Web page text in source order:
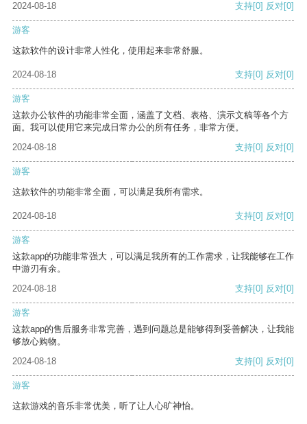
2024-08-18 支持[0] 反对[0]
游客
这款软件的设计非常人性化，使用起来非常舒服。
2024-08-18 支持[0] 反对[0]
游客
这款办公软件的功能非常全面，涵盖了文档、表格、演示文稿等各个方
面。我可以使用它来完成日常办公的所有任务，非常方便。
2024-08-18
支持[0] 反对[0]
游客
这款软件的功能非常全面，可以满足我所有需求。
2024-08-18 支持[0] 反对[0]
游客
这款app的功能非常强大，可以满足我所有的工作需求，让我能够在工作
中游刃有余。
2024-08-18
支持[0] 反对[0]
游客
这款app的售后服务非常完善，遇到问题总是能够得到妥善解决，让我能
够放心购物。
2024-08-18
支持[0] 反对[0]
游客
这款游戏的音乐非常优美，听了让人心旷神怡。